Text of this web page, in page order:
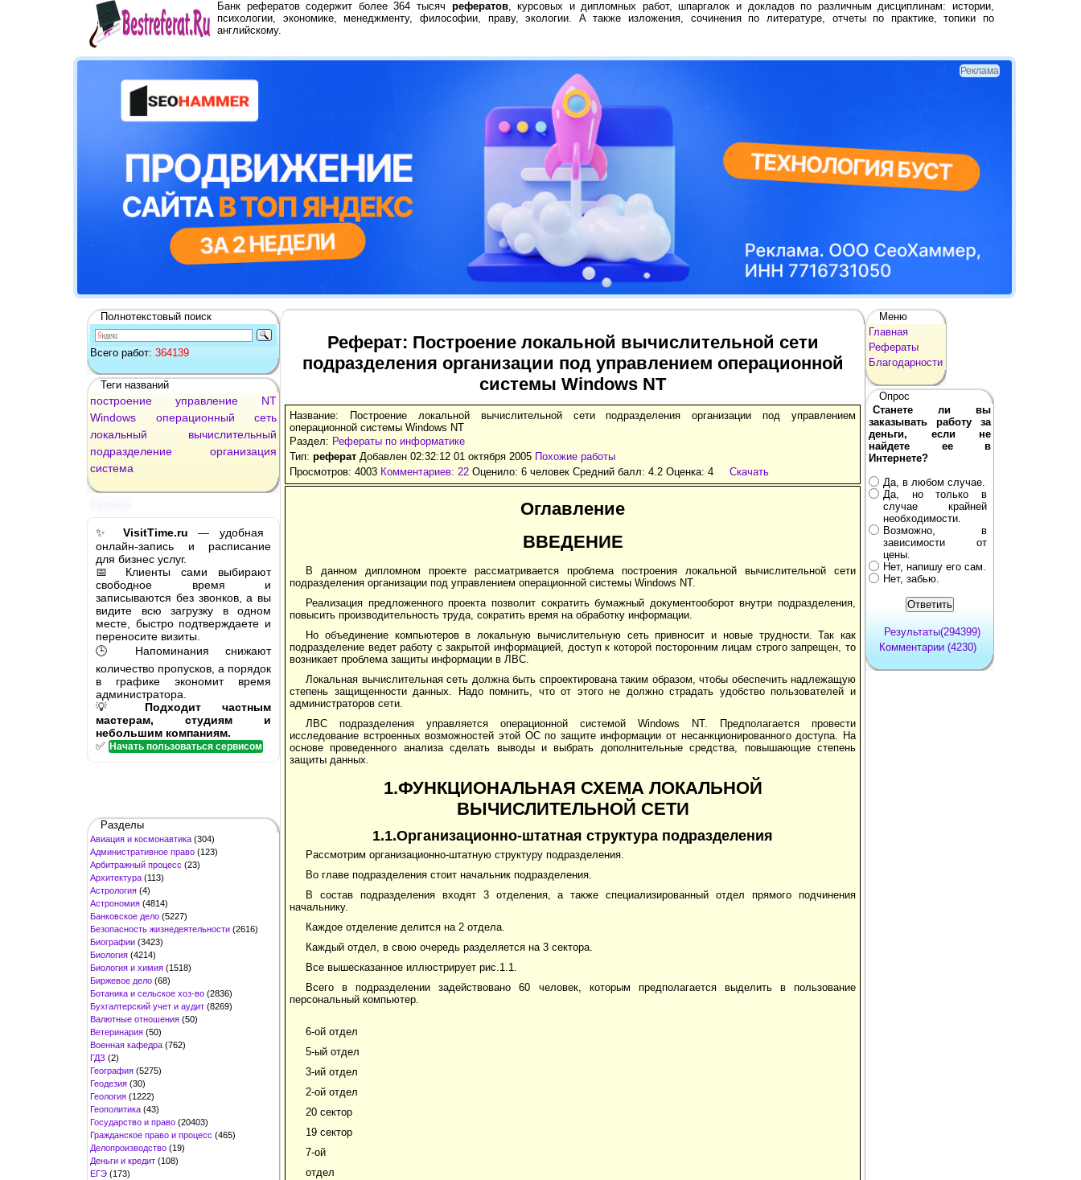
Банк рефератов содержит более 364 тысяч рефератов, курсовых и дипломных работ, шпаргалок и докладов по различным дисциплинам: истории,
психологии, экономике, менеджменту, философии, праву, экологии. А также изложения, сочинения по литературе, отчеты по практике, топики по
английскому.
Реклама
Полнотекстовый поиск
Всего работ: 364139
Теги названий
построение управление
NT
Windows
операционный
сеть
локальный
вычислительный
подразделение
организация
система
✨ VisitTime.ru — удобная
онлайн-запись и расписание
для бизнес услуг.
📅 Клиенты сами выбирают
свободное время и
записываются без звонков, а вы
видите всю загрузку в одном
месте, быстро подтверждаете и
переносите визиты.
🕒 Напоминания снижают
количество пропусков, а порядок
в графике экономит время
администратора.
💡 Подходит частным
мастерам, студиям и
небольшим компаниям.
✅ Начать пользоваться сервисом
Разделы
Авиация и космонавтика (304)
Административное право (123)
Арбитражный процесс (23)
Архитектура (113)
Астрология (4)
Астрономия (4814)
Банковское дело (5227)
Безопасность жизнедеятельности (2616)
Биографии (3423)
Биология (4214)
Биология и химия (1518)
Биржевое дело (68)
Ботаника и сельское хоз-во (2836)
Бухгалтерский учет и аудит (8269)
Валютные отношения (50)
Ветеринария (50)
Военная кафедра (762)
ГДЗ (2)
География (5275)
Геодезия (30)
Геология (1222)
Геополитика (43)
Государство и право (20403)
Гражданское право и процесс (465)
Делопроизводство (19)
Деньги и кредит (108)
ЕГЭ (173)
Реферат: Построение локальной вычислительной сети
подразделения организации под управлением операционной
системы Windows NT
Название: Построение локальной вычислительной сети подразделения организации под управлением
операционной системы Windows NT
Раздел: Рефераты по информатике
Тип: реферат Добавлен 02:32:12 01 октября 2005 Похожие работы
Просмотров: 4003 Комментариев: 22 Оценило: 6 человек Средний балл: 4.2 Оценка: 4 Скачать
Оглавление
ВВЕДЕНИЕ
В данном дипломном проекте рассматривается проблема построения локальной вычислительной сети
подразделения организации под управлением операционной системы Windows NT.
Реализация предложенного проекта позволит сократить бумажный документооборот внутри подразделения,
повысить производительность труда, сократить время на обработку информации.
Но объединение компьютеров в локальную вычислительную сеть привносит и новые трудности. Так как
подразделение ведет работу с закрытой информацией, доступ к которой посторонним лицам строго запрещен, то
возникает проблема защиты информации в ЛВС.
Локальная вычислительная сеть должна быть спроектирована таким образом, чтобы обеспечить надлежащую
степень защищенности данных. Надо помнить, что от этого не должно страдать удобство пользователей и
администраторов сети.
ЛВС подразделения управляется операционной системой Windows NT. Предполагается провести
исследование встроенных возможностей этой ОС по защите информации от несанкционированного доступа. На
основе проведенного анализа сделать выводы и выбрать дополнительные средства, повышающие степень
защиты данных.
1.ФУНКЦИОНАЛЬНАЯ СХЕМА ЛОКАЛЬНОЙ
ВЫЧИСЛИТЕЛЬНОЙ СЕТИ
1.1.Организационно-штатная структура подразделения
Рассмотрим организационно-штатную структуру подразделения.
Во главе подразделения стоит начальник подразделения.
В состав подразделения входят 3 отделения, а также специализированный отдел прямого подчинения
начальнику.
Каждое отделение делится на 2 отдела.
Каждый отдел, в свою очередь разделяется на 3 сектора.
Все вышесказанное иллюстрирует рис.1.1.
Всего в подразделении задействовано 60 человек, которым предполагается выделить в пользование
персональный компьютер.
6-ой отдел
5-ый отдел
3-ий отдел
2-ой отдел
20 сектор
19 сектор
7-ой
отдел
Меню
Главная
Рефераты
Благодарности
Опрос
Станете ли вы
заказывать работу за
деньги, если не
найдете ее в
Интернете?
Да, в любом случае.
Да, но только в
случае крайней
необходимости.
Возможно, в
зависимости от
цены.
Нет, напишу его сам.
Нет, забью.
Результаты(294399)
Комментарии (4230)